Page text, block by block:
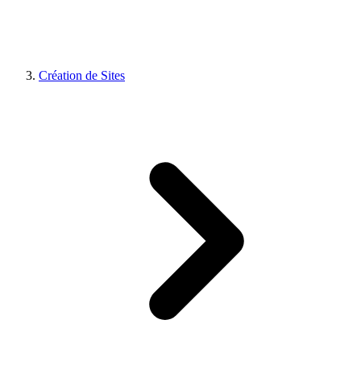
Création de Sites